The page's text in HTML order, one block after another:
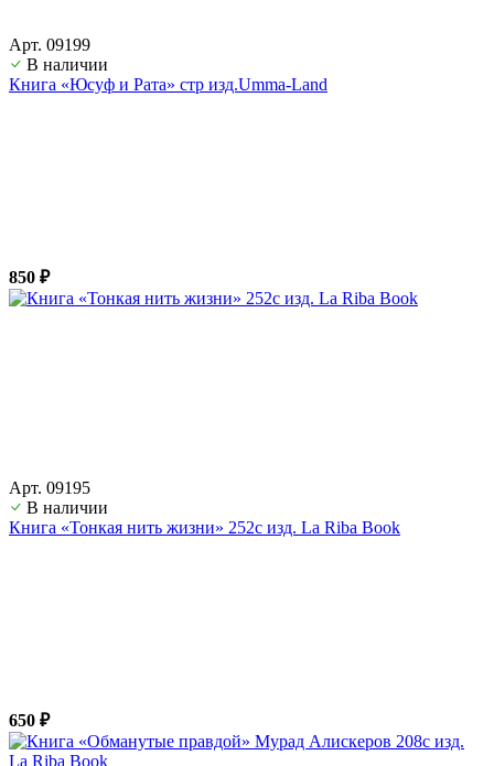
Арт. 09199
В наличии
Книга «Юсуф и Рата» стр изд.Umma-Land
850 ₽
Арт. 09195
В наличии
Книга «Тонкая нить жизни» 252с изд. La Riba Book
650 ₽